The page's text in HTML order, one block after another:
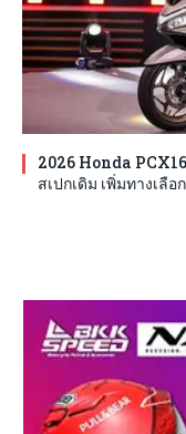
2026 Honda
สเปกเดิม เพิ่มทางเลื